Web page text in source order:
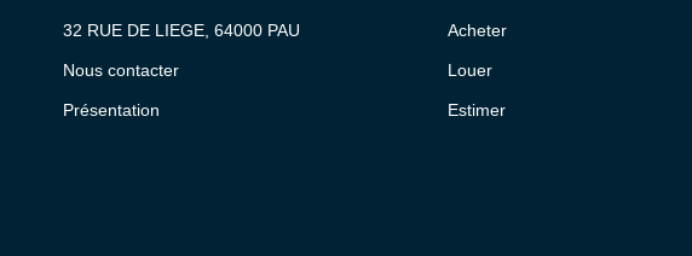
32 RUE DE LIEGE, 64000 PAU
Nous contacter
Présentation
Acheter
Louer
Estimer